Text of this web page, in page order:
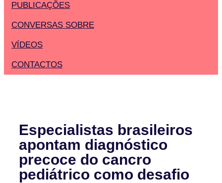
PUBLICAÇÕES
CONVERSAS SOBRE
VÍDEOS
CONTACTOS
Especialistas brasileiros
apontam diagnóstico
precoce do cancro
pediátrico como desafio